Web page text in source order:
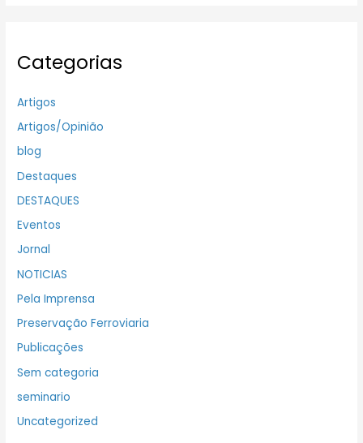
Categorias
Artigos
Artigos/Opinião
blog
Destaques
DESTAQUES
Eventos
Jornal
NOTICIAS
Pela Imprensa
Preservação Ferroviaria
Publicações
Sem categoria
seminario
Uncategorized